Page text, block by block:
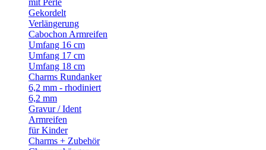
Gekordelt
Verlängerung
Cabochon Armreifen
Umfang 16 cm
Umfang 17 cm
Umfang 18 cm
Charms Rundanker
6,2 mm - rhodiniert
6,2 mm
Gravur / Ident
Armreifen
für Kinder
Charms + Zubehör